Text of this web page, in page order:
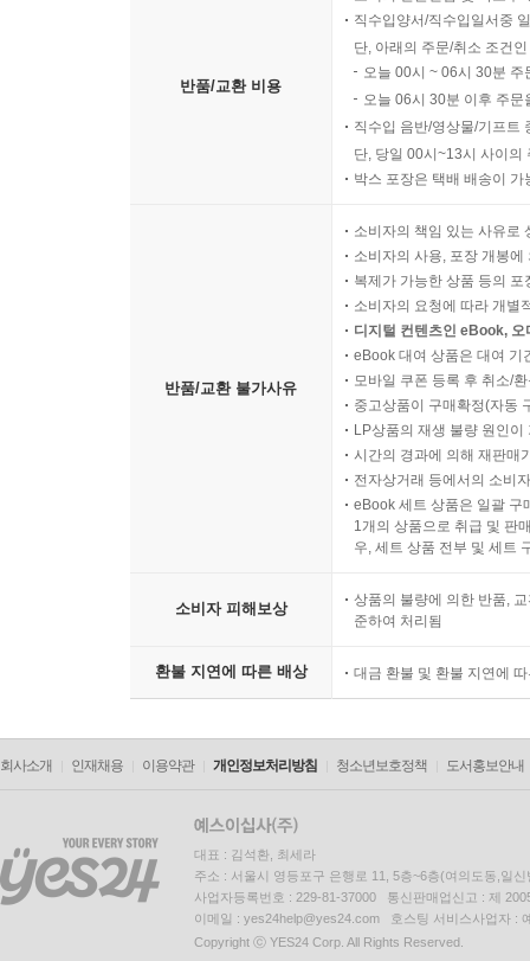
반품/교환 비용
직수입양서/직수입일서중
단, 아래의 주문/취소 조건
오늘 00시 ~ 06시 30분
오늘 06시 30분 이후 주
직수입 음반/영상물/기프트
단, 당일 00시~13시 사이의
박스 포장은 택배 배송이
반품/교환 불가사유
소비자의 책임 있는 사유로
소비자의 사용, 포장 개봉
복제가 가능한 상품 등의
소비자의 요청에 따라 개별
디지털 컨텐츠인 eBook,
eBook 대여 상품은 대여 기
모바일 쿠폰 등록 후 취소/
중고상품이 구매확정(자동
LP상품의 재생 불량 원인
시간의 경과에 의해 재판매
전자상거래 등에서의 소비
eBook 세트 상품은 일괄 구
1개의 상품으로 취급 및 판
우, 세트 상품 전부 및 세트
소비자 피해보상
상품의 불량에 의한 반품,
준하여 처리됨
환불 지연에 따른 배상 대금 환불 및 환불 지연에
회사소개 인재채용 이용약관 개인정보처리방침 청소년보호정책 도서홍보안내
대표 : 김석환, 최세라
주소 : 서울시 영등포구 은행로 11, 5층~6층(여의도동,일신
사업자등록번호 : 229-81-37000 통신판매업신고 : 제
이메일 : yes24help@yes24.com 호스팅 서비스사업자 :
Copyright ⓒ YES24 Corp. All Rights Reserved.